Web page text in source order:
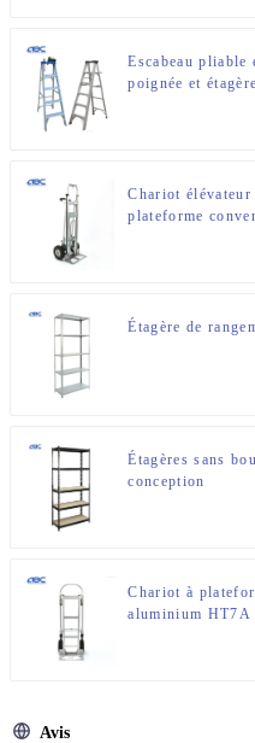
Escabeau pliable
poignée et
Chariot élévateur
plateforme
Étagère de
Étagères sans
conception
Chariot à
aluminium HT7A
Avis